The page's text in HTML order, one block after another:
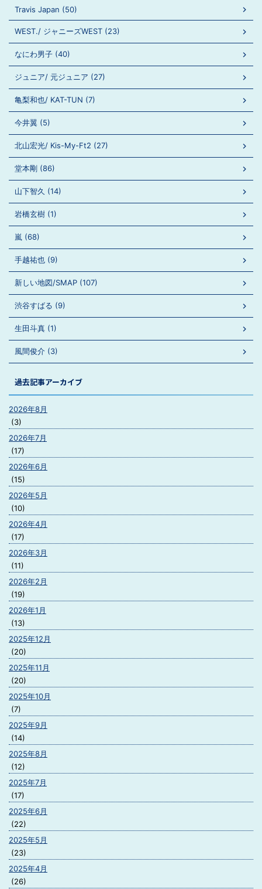
Travis Japan (50)
WEST./ ジャニーズWEST (23)
なにわ男子 (40)
ジュニア/ 元ジュニア (27)
亀梨和也/ KAT-TUN (7)
今井翼 (5)
北山宏光/ Kis-My-Ft2 (27)
堂本剛 (86)
山下智久 (14)
岩橋玄樹 (1)
嵐 (68)
手越祐也 (9)
新しい地図/SMAP (107)
渋谷すばる (9)
生田斗真 (1)
風間俊介 (3)
過去記事アーカイブ
2026年8月
(3)
2026年7月
(17)
2026年6月
(15)
2026年5月
(10)
2026年4月
(17)
2026年3月
(11)
2026年2月
(19)
2026年1月
(13)
2025年12月
(20)
2025年11月
(20)
2025年10月
(7)
2025年9月
(14)
2025年8月
(12)
2025年7月
(17)
2025年6月
(22)
2025年5月
(23)
2025年4月
(26)